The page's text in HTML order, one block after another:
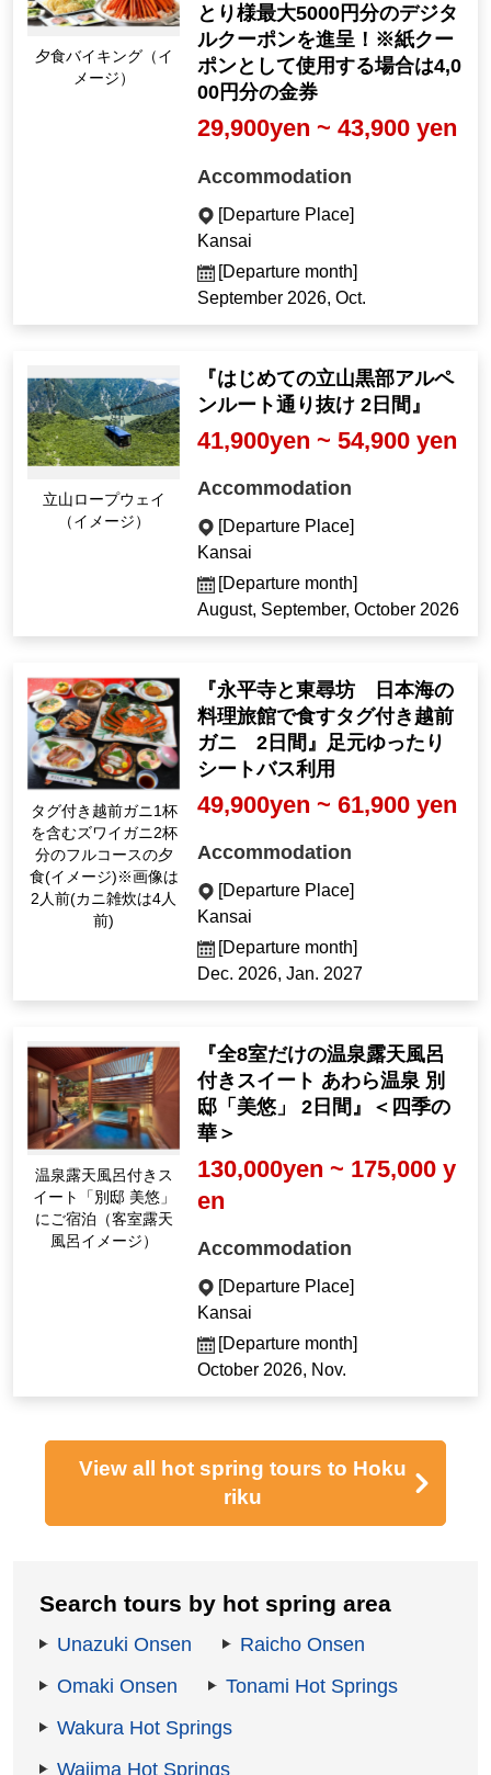
Dinner buffet (Image)
とり様最大5000円分のデジタ
ルクーポンを進呈！※紙クー
ポンとして使用する場合は4,0
00円分の金券
29,900yen ~ 43,900 yen
Accommodation
[Departure Place]
Kansai
[Departure month]
September 2026, Oct.
Tateyama Ropeway (I
mage)
『はじめての立山黒部アルペ
ンルート通り抜け 2日間』
41,900yen ~ 54,900 yen
Accommodation
[Departure Place]
Kansai
[Departure month]
August, September, October 2026
A full-course dinner in
cluding one Echizen c
rab with tags, equival
ent to two snow crab
servings (Image) *Im
age shows 2 servings
『永平寺と東尋坊 日本海の
料理旅館で食すタグ付き越前
ガニ 2日間』足元ゆったり
シートバス利用
49,900yen ~ 61,900 yen
Accommodation
[Departure Place]
Kansai
[Departure month]
Dec. 2026, Jan. 2027
温泉露天風呂付きス
イート「別邸 美悠」
にご宿泊（客室露天
風呂イメージ）
『全8室だけの温泉露天風呂
付きスイート あわら温泉 別
邸「美悠」 2日間』＜四季の
華＞
130,000yen ~ 175,000 y
en
Accommodation
[Departure Place]
Kansai
[Departure month]
October 2026, Nov.
View all hot spring tours to Hoku
riku
Search tours by hot spring area
Unazuki Onsen
Raicho Onsen
Omaki Onsen
Tonami Hot Springs
Wakura Hot Springs
Wajima Hot Springs